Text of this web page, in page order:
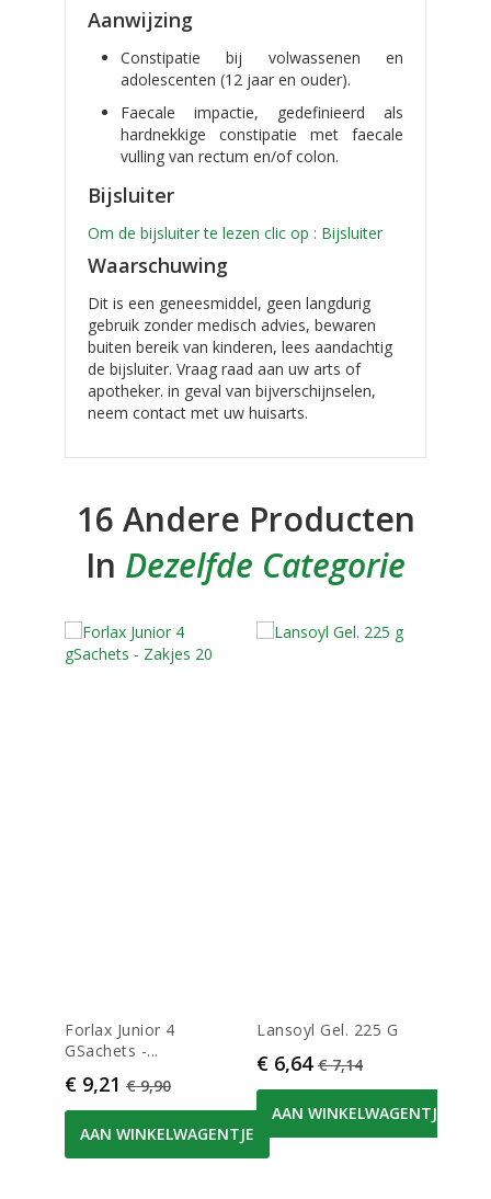
Aanwijzing
Constipatie bij volwassenen en
adolescenten (12 jaar en ouder).
Faecale impactie, gedefinieerd als
hardnekkige constipatie met faecale
vulling van rectum en/of colon.
Bijsluiter
Om de bijsluiter te lezen clic op : Bijsluiter
Waarschuwing
Dit is een geneesmiddel, geen langdurig
gebruik zonder medisch advies, bewaren
buiten bereik van kinderen, lees aandachtig
de bijsluiter. Vraag raad aan uw arts of
apotheker. in geval van bijverschijnselen,
neem contact met uw huisarts.
16 Andere Producten
In Dezelfde Categorie
Forlax Junior 4
GSachets -...
Prijs
€ 9,21 Normale prijs
€ 9,90
AAN WINKELWAGENTJE
Lansoyl Gel. 225 G
Prijs
€ 6,64 Normale prijs
€ 7,14
AAN WINKELWAGENTJE